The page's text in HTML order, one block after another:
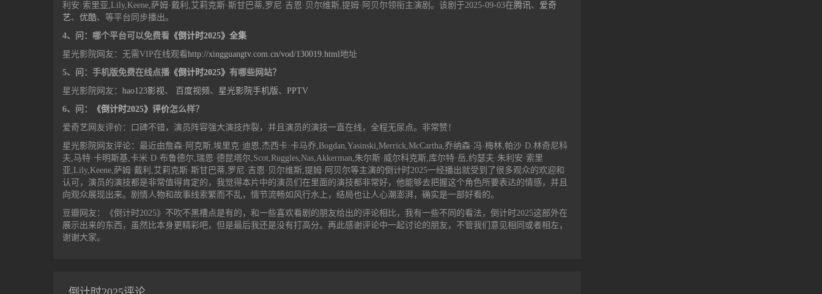
利安·索里亚,Lily,Keene,萨姆·戴利,艾莉克斯·斯甘巴蒂,罗尼·吉恩·贝尔维斯,提姆·阿贝尔领衔主演剧。该剧于2025-09-03在腾讯、 爱奇
艺、 优酷、等平台同步播出。
4、问：哪个平台可以免费看 《倒计时2025》全集
星光影院网友：无需VIP在线观看http://xingguangtv.com.cn/vod/130019.html地址
5、问：手机版免费在线点播 《倒计时2025》 有哪些网站？
星光影院网友： hao123影视、 百度视频、 星光影院手机版、 PPTV
6、问：
《倒计时2025》评价怎么样？
爱奇艺网友评价：口碑不错，演员阵容强大演技炸裂，并且演员的演技一直在线，全程无尿点。非常赞！
星光影院网友评论：最近由詹森·阿克斯,埃里克·迪恩,杰西卡·卡马乔,Bogdan,Yasinski,Merrick,McCartha,乔纳森·冯·梅林,帕沙·D.林奇尼科
夫,马特·卡明斯基,卡米·D·布鲁德尔,瑞恩·德昆塔尔,Scot,Ruggles,Nas,Akkerman,朱尔斯·威尔科克斯,库尔特·岳,约瑟夫·朱利安·索里
亚,Lily,Keene,萨姆·戴利,艾莉克斯·斯甘巴蒂,罗尼·吉恩·贝尔维斯,提姆·阿贝尔等主演的倒计时2025一经播出就受到了很多观众的欢迎和
认可，演员的演技都是非常值得肯定的，我觉得本片中的演员们在里面的演技都非常好，他能够去把握这个角色所要表达的情感，并且
向观众展现出来。剧情人物和故事线索繁而不乱，情节流畅如风行水上，结局也让人心潮澎湃，确实是一部好看的。
豆瓣网友：《倒计时2025》不吹不黑槽点是有的，和一些喜欢看剧的朋友给出的评论相比，我有一些不同的看法，倒计时2025这部外在
展示出来的东西，虽然比本身更精彩吧，但是最后我还是没有打高分。再此感谢评论中一起讨论的朋友，不管我们意见相同或者相左，
谢谢大家。